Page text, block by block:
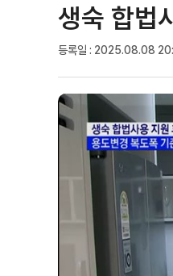
생숙 합법
등록일 : 2025.08.08